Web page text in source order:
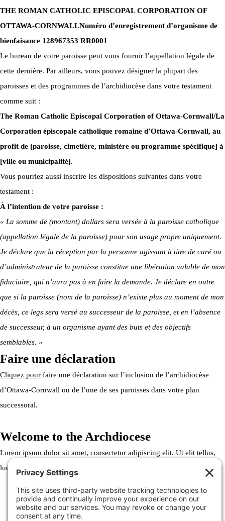
THE ROMAN CATHOLIC EPISCOPAL CORPORATION OF
OTTAWA-CORNWALLNuméro d’enregistrement d’organisme de
bienfaisance 128967353 RR0001
Le bureau de votre paroisse peut vous fournir l’appellation légale de
cette dernière. Par ailleurs, vous pouvez désigner la plupart des
paroisses et des programmes de l’archidiocèse dans votre testament
comme suit :
The Roman Catholic Episcopal Corporation of Ottawa-Cornwall/La
Corporation épiscopale catholique romaine d’Ottawa-Cornwall, au
profit de [paroisse, cimetière, ministère ou programme spécifique] à
[ville ou municipalité].
Vous pourriez aussi inscrire les dispositions suivantes dans votre
testament :
À l’intention de votre paroisse :
« La somme de (montant) dollars sera versée à la paroisse catholique
(appellation légale de la paroisse) pour son usage propre uniquement.
Je déclare que la réception par la personne agissant à titre de curé ou
d’administrateur de la paroisse constitue une libération valable de mon
fiduciaire, qui n’aura pas à en faire la demande. Je déclare en outre
que si la paroisse (nom de la paroisse) n’existe plus au moment de mon
décès, ce legs sera versé au successeur de la paroisse, et en l’absence
de successeur, à un organisme ayant des buts et des objectifs
semblables. »
Faire une déclaration
Cliquez pour faire une déclaration sur l’inclusion de l’archidiocèse
d’Ottawa-Cornwall ou de l’une de ses paroisses dans votre plan
successoral.
Welcome to the Archdiocese
Lorem ipsum dolor sit amet, consectetur adipiscing elit. Ut elit tellus,
luctus nec ullamcorper mattis, pulvinar dapibus leo.